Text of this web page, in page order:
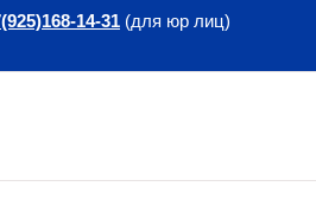
14-31 (для юр лиц)